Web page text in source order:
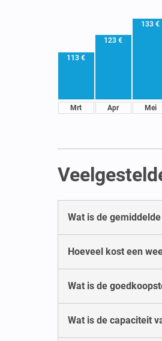
113 €
Mrt
123 €
Apr
133 €
Mei
Wat is de
Hoeveel kost een
Wat is de
Wat is de capaciteit